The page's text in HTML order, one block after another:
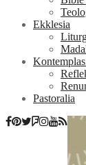
Ekklesia
Pastoralia